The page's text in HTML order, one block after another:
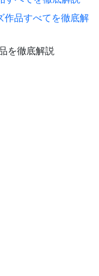
作品すべてを徹底解
を徹底解説